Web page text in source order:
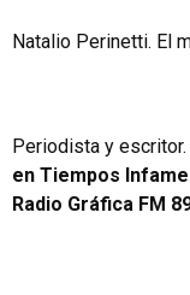
Natalio Perinetti. El
Periodista y
en Tiempos
Radio Gráfica FM